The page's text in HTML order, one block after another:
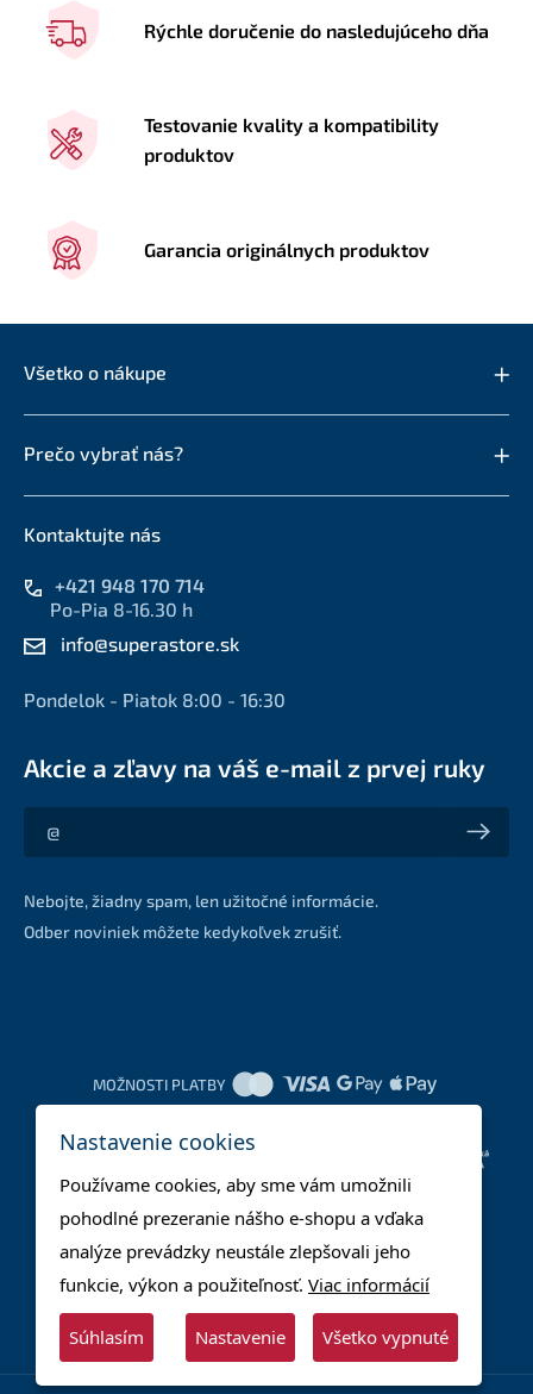
Rýchle doručenie do nasledujúceho dňa
Testovanie kvality a kompatibility
produktov
Garancia originálnych produktov
Všetko o nákupe
Prečo vybrať nás?
Kontaktujte nás
+421 948 170 714
Po-Pia 8-16.30 h
info@superastore.sk
Pondelok - Piatok 8:00 - 16:30
Akcie a zľavy na váš e-mail z prvej ruky
Akcie a zľavy na váš e-mail z prvej ruky
Nebojte, žiadny spam, len užitočné informácie.
Odber noviniek môžete kedykoľvek zrušiť.
MOŽNOSTI PLATBY
Nastavenie cookies
Používame cookies, aby sme vám umožnili
pohodlné prezeranie nášho e-shopu a vďaka
analýze prevádzky neustále zlepšovali jeho
funkcie, výkon a použiteľnosť. Viac informácií
Súhlasím Nastavenie Všetko vypnuté